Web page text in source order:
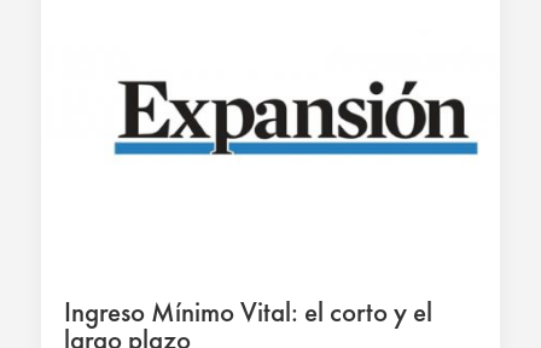
Ingreso Mínimo Vital: el corto y el
largo plazo